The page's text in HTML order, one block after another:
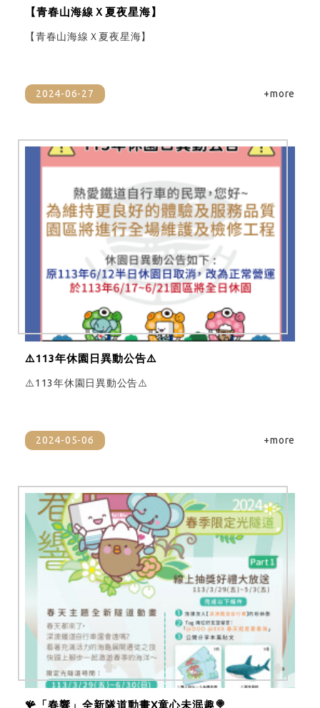
【青春山海線Ｘ夏夜星海】
【青春山海線Ｘ夏夜星海】
2024-06-27 +more
⚠️113年休園日異動公告⚠️
⚠️113年休園日異動公告⚠️
2024-05-06 +more
🪸「春響」全新隧道動畫X童心未泯趣🍭